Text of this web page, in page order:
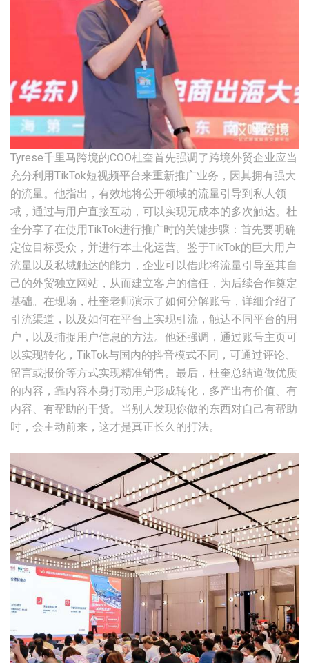
Tyrese千里马跨境的COO杜奎首先强调了跨境外贸企业应当
充分利用TikTok短视频平台来重新推广业务，因其拥有强大
的流量。他指出，有效地将公开领域的流量引导到私人领
域，通过与用户直接互动，可以实现无成本的多次触达。杜
奎分享了在使用TikTok进行推广时的关键步骤：首先要明确
定位目标受众，并进行本土化运营。鉴于TikTok的巨大用户
流量以及私域触达的能力，企业可以借此将流量引导至其自
己的外贸独立网站，从而建立客户的信任，为后续合作奠定
基础。在现场，杜奎老师演示了如何分解账号，详细介绍了
引流渠道，以及如何在平台上实现引流，触达不同平台的用
户，以及捕捉用户信息的方法。他还强调，通过账号主页可
以实现转化，TikTok与国内的抖音模式不同，可通过评论、
留言或报价等方式实现精准销售。最后，杜奎总结道做优质
的内容，靠内容本身打动用户形成转化，多产出有价值、有
内容、有帮助的干货。当别人发现你做的东西对自己有帮助
时，会主动前来，这才是真正长久的打法。